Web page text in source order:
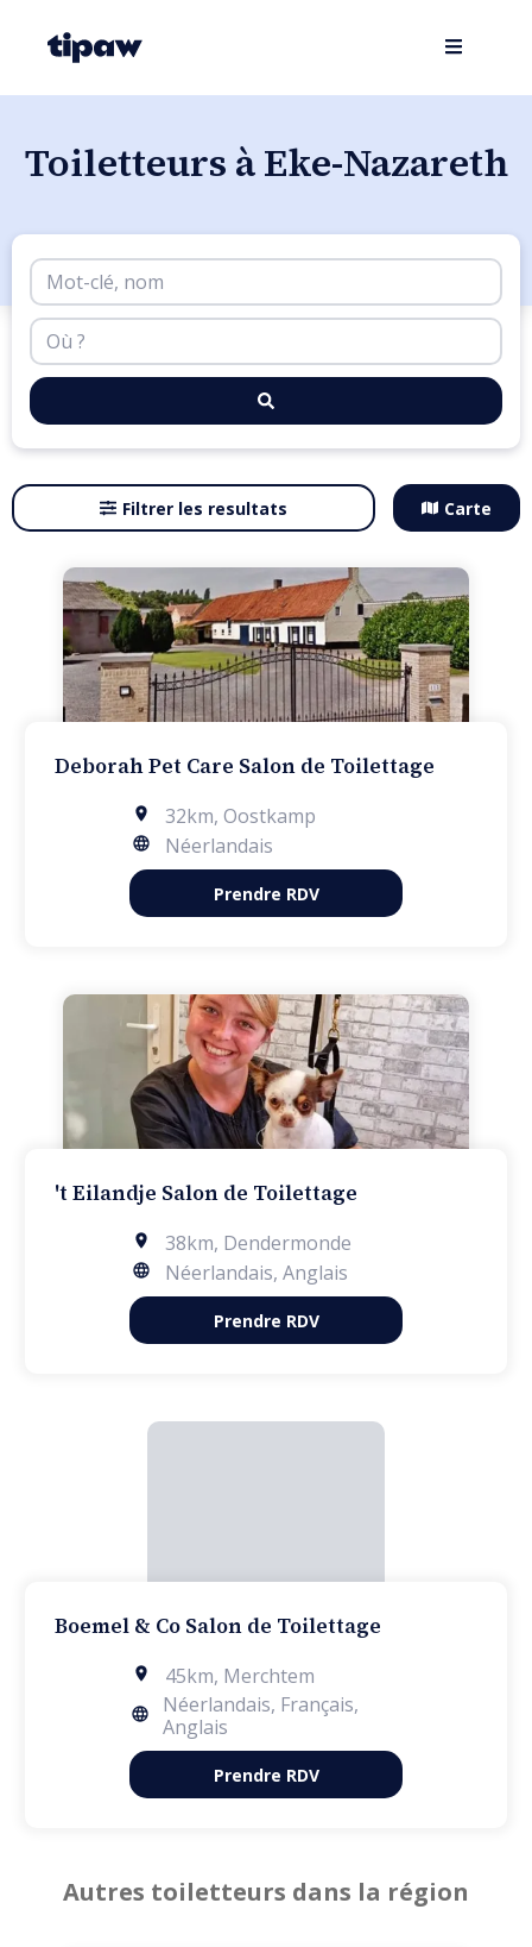
Toiletteurs à Eke-Nazareth
Filtrer les resultats Carte
Deborah Pet Care Salon de Toilettage
32km, Oostkamp
Néerlandais
Prendre RDV
't Eilandje Salon de Toilettage
38km, Dendermonde
Néerlandais, Anglais
Prendre RDV
Boemel & Co Salon de Toilettage
45km, Merchtem
Néerlandais, Français,
Anglais
Prendre RDV
Autres toiletteurs dans la région